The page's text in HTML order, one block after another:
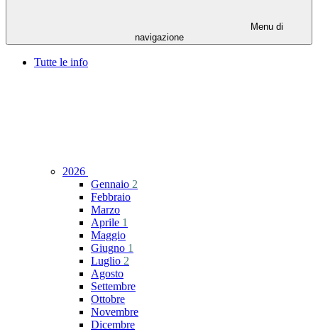
Menu di
navigazione
Tutte le info
2026
Gennaio 2
Febbraio
Marzo
Aprile 1
Maggio
Giugno 1
Luglio 2
Agosto
Settembre
Ottobre
Novembre
Dicembre